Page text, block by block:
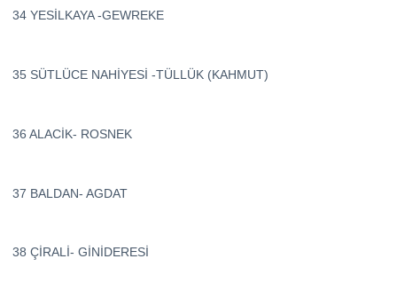
34 YESİLKAYA -GEWREKE
35 SÜTLÜCE NAHİYESİ -TÜLLÜK (KAHMUT)
36 ALACİK- ROSNEK
37 BALDAN- AGDAT
38 ÇİRALİ- GİNİDERESİ